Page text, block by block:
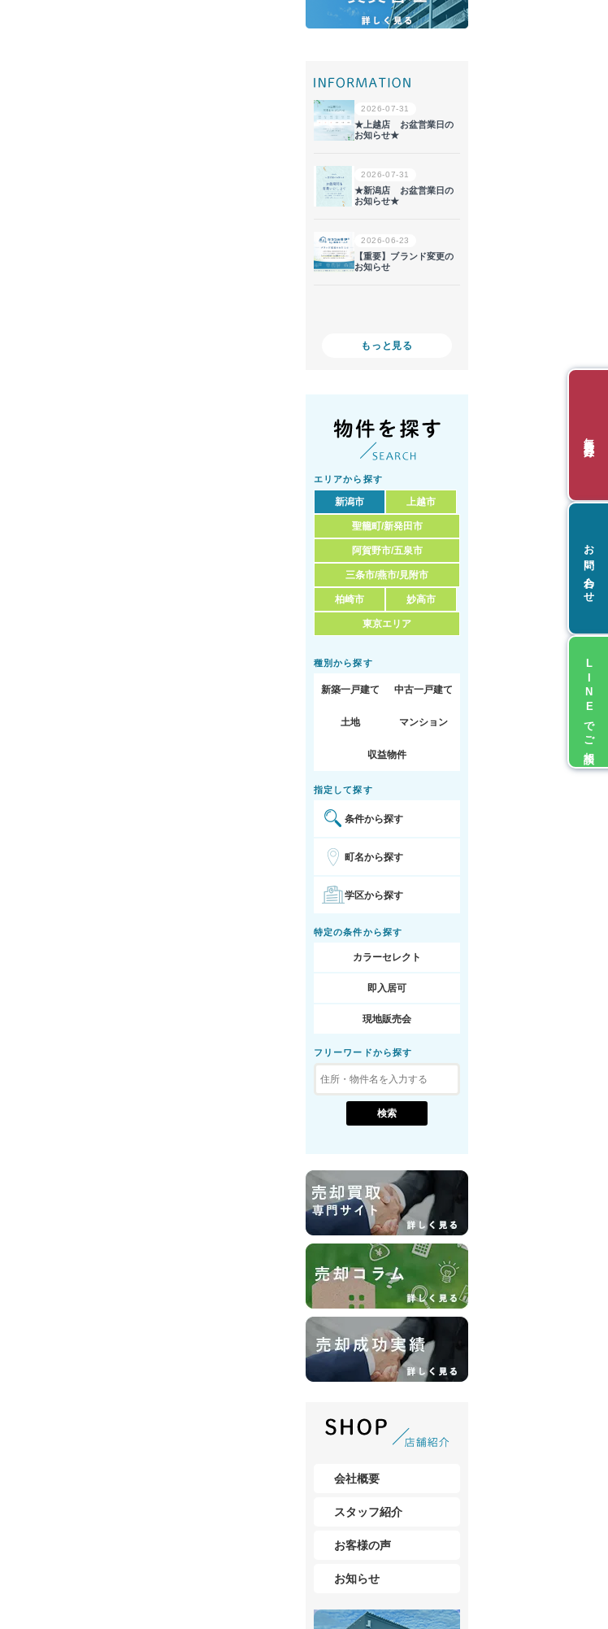
もっと見る
エリアから探す
新潟市 上越市
聖籠町/新発田市
阿賀野市/五泉市
三条市/燕市/見附市
柏崎市 妙高市
東京エリア
種別から探す
新築一戸建て 中古一戸建て
土地 マンション
収益物件
指定して探す
条件から探す
町名から探す
学区から探す
特定の条件から探す
カラーセレクト
即入居可
現地販売会
フリーワードから探す
会社概要
スタッフ紹介
お客様の声
お知らせ
お問い合わせ
LINEでご相談